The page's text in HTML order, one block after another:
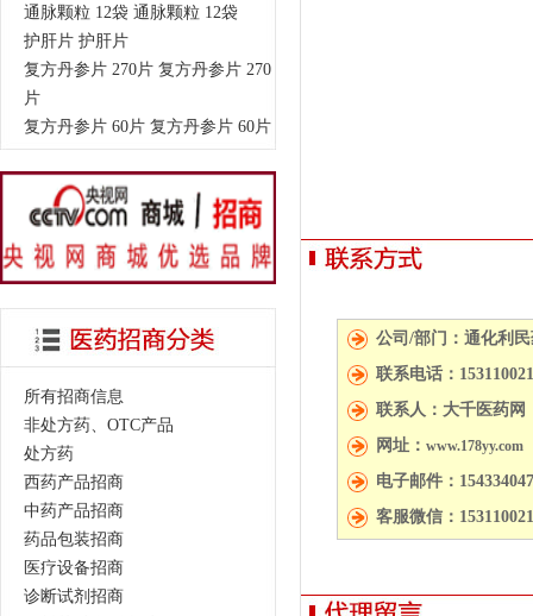
通脉颗粒 12袋 通脉颗粒 12袋
护肝片 护肝片
复方丹参片 270片 复方丹参片 270
片
复方丹参片 60片 复方丹参片 60片
所有招商信息
非处方药、OTC产品
处方药
西药产品招商
中药产品招商
药品包装招商
医疗设备招商
诊断试剂招商
公司/部门：通化利
联系电话：
联系人：大千医药网
网址： www.178yy.com
电子邮件：
客服微信：